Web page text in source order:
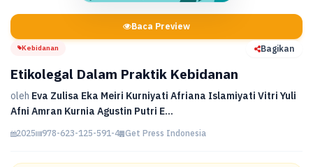
Baca Preview
Kebidanan Bagikan
Etikolegal Dalam Praktik Kebidanan
oleh Eva Zulisa Eka Meiri Kurniyati Afriana Islamiyati Vitri Yuli
Afni Amran Kurnia Agustin Putri E...
2025 978-623-125-591-4 Get Press Indonesia